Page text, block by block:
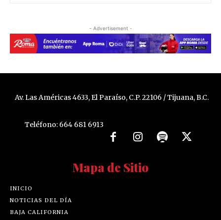
- Advertisement -
Av. Las Américas 4633, El Paraíso, C.P. 22106 / Tijuana, B.C.
Teléfono: 664 681 6913
Mapa de Sitio
INICIO
NOTICIAS DEL DÍA
BAJA CALIFORNIA